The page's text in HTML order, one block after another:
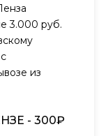
3.000 руб.
из
- 300₽